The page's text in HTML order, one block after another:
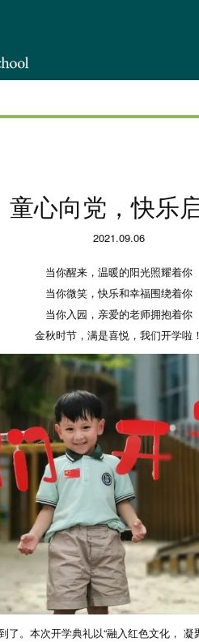
童心向党，快乐
2021.09.06
当你醒来，温暖的阳光照耀着你
当你微笑，快乐和幸福围绕着你
当你入园，亲爱的老师拥抱着你
金秋时节，满是喜悦，我们开学啦！
。本次开学典礼以“融入红色文化， 凝